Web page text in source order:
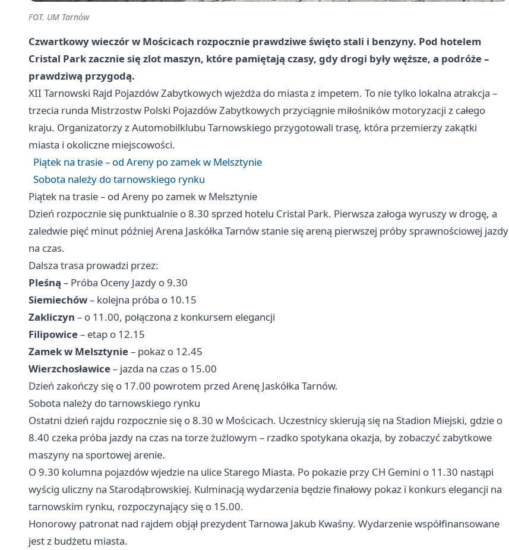
FOT. UM Tarnów
Czwartkowy wieczór w Mościcach rozpocznie prawdziwe święto stali i benzyny. Pod hotelem
Cristal Park zacznie się zlot maszyn, które pamiętają czasy, gdy drogi były węższe, a podróże –
prawdziwą przygodą.
XII Tarnowski Rajd Pojazdów Zabytkowych wjeżdża do miasta z impetem. To nie tylko lokalna atrakcja –
trzecia runda Mistrzostw Polski Pojazdów Zabytkowych przyciągnie miłośników motoryzacji z całego
kraju. Organizatorzy z Automobilklubu Tarnowskiego przygotowali trasę, która przemierzy zakątki
miasta i okoliczne miejscowości.
Piątek na trasie – od Areny po zamek w Melsztynie
Sobota należy do tarnowskiego rynku
Piątek na trasie – od Areny po zamek w Melsztynie
Dzień rozpocznie się punktualnie o 8.30 sprzed hotelu Cristal Park. Pierwsza załoga wyruszy w drogę, a
zaledwie pięć minut później Arena Jaskółka Tarnów stanie się areną pierwszej próby sprawnościowej jazdy
na czas.
Dalsza trasa prowadzi przez:
Pleśną – Próba Oceny Jazdy o 9.30
Siemiechów– kolejna próba o 10.15
Zakliczyn – o 11.00, połączona z konkursem elegancji
Filipowice– etap o 12.15
Zamek w Melsztynie– pokaz o 12.45
Wierzchosławice– jazda na czas o 15.00
Dzień zakończy się o 17.00 powrotem przed Arenę Jaskółka Tarnów.
Sobota należy do tarnowskiego rynku
Ostatni dzień rajdu rozpocznie się o 8.30 w Mościcach. Uczestnicy skierują się na Stadion Miejski, gdzie o
8.40 czeka próba jazdy na czas na torze żużlowym – rzadko spotykana okazja, by zobaczyć zabytkowe
maszyny na sportowej arenie.
O 9.30 kolumna pojazdów wjedzie na ulice Starego Miasta. Po pokazie przy CH Gemini o 11.30 nastąpi
wyścig uliczny na Starodąbrowskiej. Kulminacją wydarzenia będzie finałowy pokaz i konkurs elegancji na
tarnowskim rynku, rozpoczynający się o 15.00.
Honorowy patronat nad rajdem objął prezydent Tarnowa Jakub Kwaśny. Wydarzenie współfinansowane
jest z budżetu miasta.